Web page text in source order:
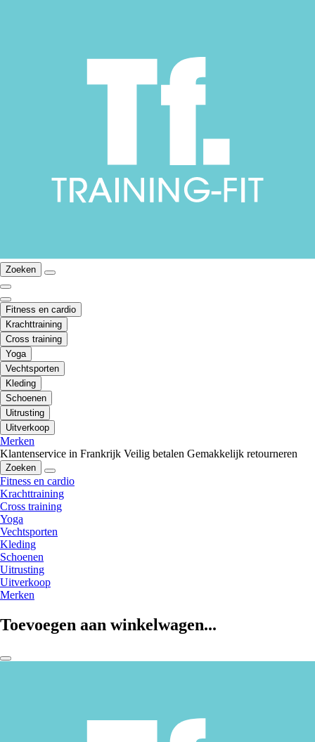
Zoeken
Fitness en cardio
Krachttraining
Cross training
Yoga
Vechtsporten
Kleding
Schoenen
Uitrusting
Uitverkoop
Merken
Klantenservice in Frankrijk Veilig betalen Gemakkelijk retourneren
Zoeken
Fitness en cardio
Krachttraining
Cross training
Yoga
Vechtsporten
Kleding
Schoenen
Uitrusting
Uitverkoop
Merken
Toevoegen aan winkelwagen...